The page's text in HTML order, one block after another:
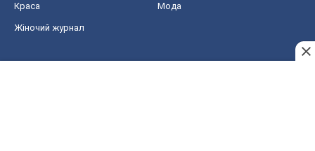
Краса Мода
Жіночий журнал